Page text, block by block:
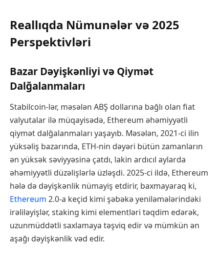
Reallıqda Nümunələr və 2025
Perspektivləri
Bazar Dəyişkənliyi və Qiymət
Dalğalanmaları
Stabilcoin-lər, məsələn ABŞ dollarına bağlı olan fiat
valyutalar ilə müqayisədə, Ethereum əhəmiyyətli
qiymət dalğalanmaları yaşayıb. Məsələn, 2021-ci ilin
yüksəliş bazarında, ETH-nin dəyəri bütün zamanların
ən yüksək səviyyəsinə çatdı, lakin ardıcıl aylarda
əhəmiyyətli düzəlişlərlə üzləşdi. 2025-ci ildə, Ethereum
hələ də dəyişkənlik nümayiş etdirir, baxmayaraq ki,
Ethereum 2.0-a keçid kimi şəbəkə yeniləmələrindəki
irəliləyişlər, staking kimi elementləri təqdim edərək,
uzunmüddətli saxlamaya təşviq edir və mümkün ən
aşağı dəyişkənlik vəd edir.